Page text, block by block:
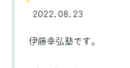
2022.08.23
伊藤幸弘塾です。